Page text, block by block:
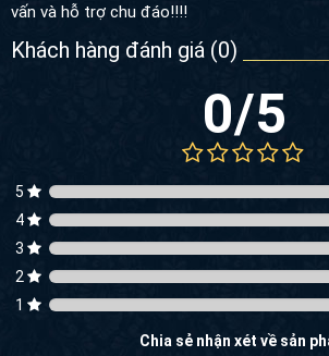
vấn và hỗ trợ chu đáo!!!!
Khách hàng đánh giá (0)
0/5
5
4
3
2
1
Chia sẻ nhận xét về sản